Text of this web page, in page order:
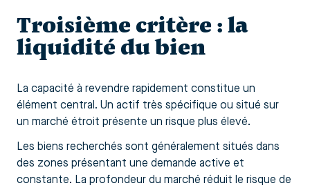
Troisième critère : la
liquidité du bien
La capacité à revendre rapidement constitue un
élément central. Un actif très spécifique ou situé sur
un marché étroit présente un risque plus élevé.
Les biens recherchés sont généralement situés dans
des zones présentant une demande active et
constante. La profondeur du marché réduit le risque de